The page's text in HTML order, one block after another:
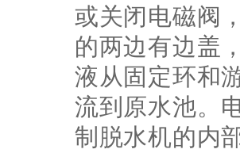
或关闭电磁阀
的两边有边盖
液从固定环和
流到原水池。
制脱水机的内